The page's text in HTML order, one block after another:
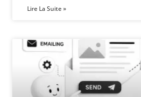
Lire La Suite »